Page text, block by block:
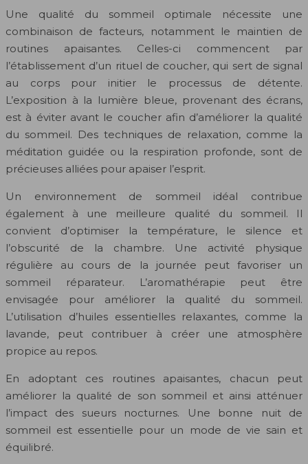
Une qualité du sommeil optimale nécessite une
combinaison de facteurs, notamment le maintien de
routines apaisantes. Celles-ci commencent par
l’établissement d’un rituel de coucher, qui sert de signal
au corps pour initier le processus de détente.
L’exposition à la lumière bleue, provenant des écrans,
est à éviter avant le coucher afin d’améliorer la qualité
du sommeil. Des techniques de relaxation, comme la
méditation guidée ou la respiration profonde, sont de
précieuses alliées pour apaiser l’esprit.
Un environnement de sommeil idéal contribue
également à une meilleure qualité du sommeil. Il
convient d’optimiser la température, le silence et
l’obscurité de la chambre. Une activité physique
régulière au cours de la journée peut favoriser un
sommeil réparateur. L’aromathérapie peut être
envisagée pour améliorer la qualité du sommeil.
L’utilisation d’huiles essentielles relaxantes, comme la
lavande, peut contribuer à créer une atmosphère
propice au repos.
En adoptant ces routines apaisantes, chacun peut
améliorer la qualité de son sommeil et ainsi atténuer
l’impact des sueurs nocturnes. Une bonne nuit de
sommeil est essentielle pour un mode de vie sain et
équilibré.